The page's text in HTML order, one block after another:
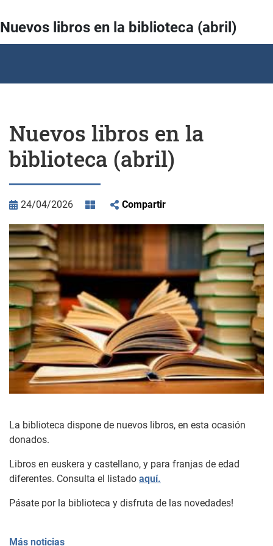
Nuevos libros en la biblioteca (abril)
Nuevos libros en la
biblioteca (abril)
24/04/2026 Compartir
La biblioteca dispone de nuevos libros, en esta ocasión
donados.
Libros en euskera y castellano, y para franjas de edad
diferentes. Consulta el listado aquí.
Pásate por la biblioteca y disfruta de las novedades!
Más noticias